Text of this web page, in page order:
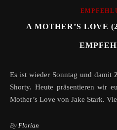
A MOTHER’S LOVE
Es ist wieder Sonntag und damit Zeit für unseren YoT-Sonntags-
Shorty. Heute präsentieren wir
Mother’s Love von Jake Stark.
By Florian